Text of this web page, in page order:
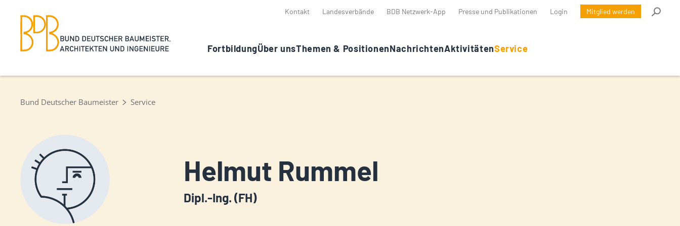
Kontakt Landesverbände BDB Netzwerk-App Presse und Publikationen Login Mitglied werden
FortbildungÜber unsThemen & PositionenNachrichtenAktivitätenService
Bund Deutscher Baumeister Service
Helmut Rummel
Dipl.-Ing. (FH)